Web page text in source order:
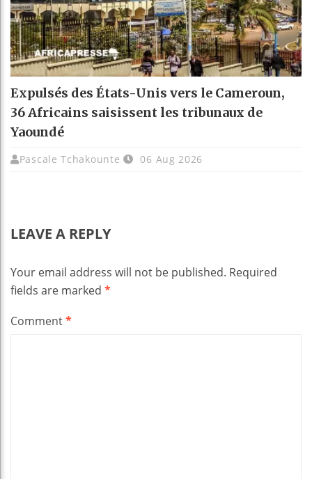
Expulsés des États-Unis vers le Cameroun,
36 Africains saisissent les tribunaux de
Yaoundé
Pascale Tchakounte 06 Aug 2026
LEAVE A REPLY
Your email address will not be published. Required
fields are marked *
Comment*